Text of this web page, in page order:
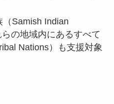
Samish Indian
の地域内にあるすべて
Nations）も支援対象